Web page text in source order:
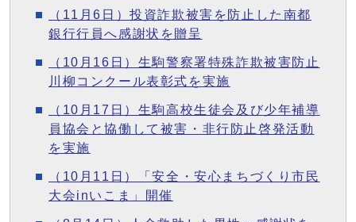
（11月6日）投資詐欺被害を防止した南都
銀行行員へ感謝状を贈呈
（10月16日）生駒警察署特殊詐欺被害防止
川柳コンクール表彰式を実施
（10月17日）生駒高校生徒会及び少年補導
員協会と協働して被害・非行防止啓発活動
を実施
（10月11日）「安全・安心まちづくり市民
大会inいこま」開催